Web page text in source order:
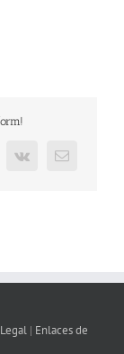
Vk
Correo
| Enlaces de